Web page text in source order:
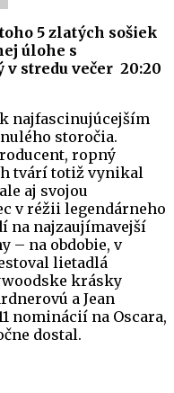
5 zlatých sošiek
úlohe s
v stredu večer 20:20
najfascinujúcejším
storočia.
ropný
tvárí totiž vynikal
aj svojou
v réžii legendárneho
na najzaujímavejší
– na obdobie, v
lietadlá
krásky
a Jean
nominácií na Oscara,
dostal.